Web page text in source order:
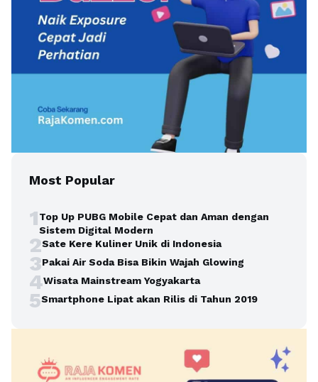
Most Popular
1Top Up PUBG Mobile Cepat dan Aman dengan
Sistem Digital Modern
2Sate Kere Kuliner Unik di Indonesia
3Pakai Air Soda Bisa Bikin Wajah Glowing
4Wisata Mainstream Yogyakarta
5Smartphone Lipat akan Rilis di Tahun 2019